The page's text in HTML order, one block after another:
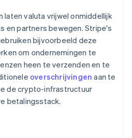
laten valuta vrijwel onmiddellijk
en partners bewegen. Stripe's
bijvoorbeeld deze
om ondernemingen te
heen te verzenden en te
overschrijvingen aan te
de crypto-infrastructuur
betalingsstack.